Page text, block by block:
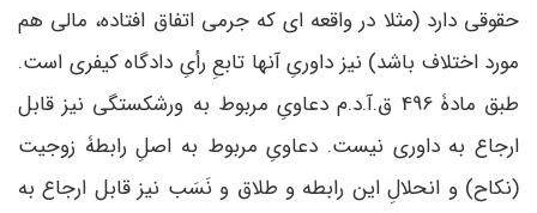
حقوقی دارد (مثلا در واقعه ­ای که جرمی اتفاق افتاده، مالی هم
مورد اختلاف باشد) نیز داوریِ آنها تابعِ رأیِ دادگاه کیفری است.
طبق مادۀ 496 ق.آ.د.م دعاویِ مربوط به ورشکستگی نیز قابل
ارجاع به داوری نیست. دعاویِ مربوط به اصلِ رابطۀ زوجیت
(نکاح) و انحلالِ این رابطه و طلاق و نَسَب نیز قابل ارجاع به